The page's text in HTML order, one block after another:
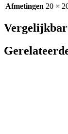
Afmetingen 20 ×